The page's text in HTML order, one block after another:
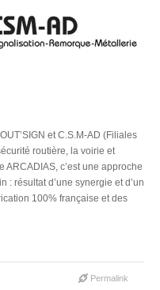
et C.S.M-AD (Filiales
routière, la voirie et
ARCADIAS, c’est une approche
: résultat d’une synergie et d’un
100% française et des
Permalink